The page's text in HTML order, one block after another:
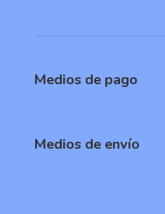
Medios de pago
Medios de envío